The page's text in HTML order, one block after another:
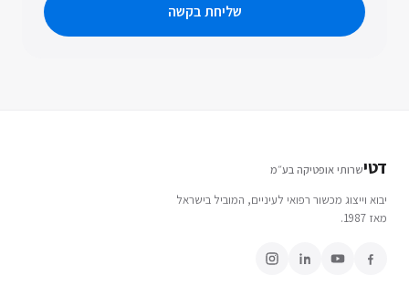
שליחת בקשה
דטישרותי אופטיקה בע״מ
יבוא וייצוג מכשור רפואי לעיניים, המוביל בישראל
מאז 1987.